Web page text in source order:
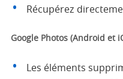
Récupérez
Google Photos (Android et
Les éléments